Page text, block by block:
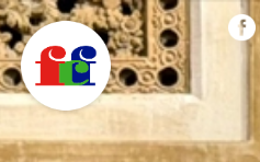
Vés
al
contingut
FEDERACIÓ CATALANA
DE FOTOGRAFIA
F
C
F